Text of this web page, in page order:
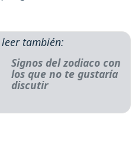
también:
Signos del zodiaco con
los que no te gustaría
discutir